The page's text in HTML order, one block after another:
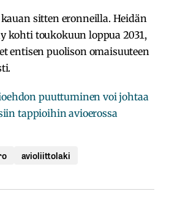
sitten eronneilla. Heidän
kohti toukokuun loppua 2031,
entisen puolison omaisuuteen
puuttuminen voi johtaa
tappioihin avioerossa
avioliittolaki